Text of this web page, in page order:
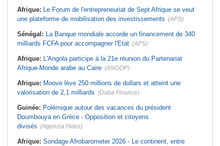
Afrique: Le Forum de l'entrepreneuriat de Sept Afrique se veut
une plateforme de mobilisation des investissements (APS)
Sénégal: La Banque mondiale accorde un financement de 340
milliards FCFA pour accompagner l'Etat (APS)
Afrique: L'Angola participe à la 21e réunion du Partenariat
Afrique-Monde arabe au Caire (ANGOP)
Afrique: Moove lève 250 millions de dollars et atteint une
valorisation de 2,1 milliards (Daba Finance)
Guinée: Polémique autour des vacances du président
Doumbouya en Grèce - Opposition et citoyens
divisés (Agenzia Fides)
Afrique: Sondage Afrobarometer 2026 - Le continent, entre